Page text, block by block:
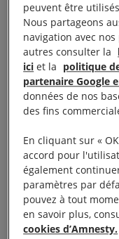
Démolitions à
Le 16 octobre
éclaté entre les
soutenues par les
et les
ville entre 2 et 6
combats. La
pour l’Irak
35 000 civils
peuvent être
Nous partageons
navigation avec
autres consulter la
ici et la politique
partenaire Google
données de nos
des fins
En cliquant sur «
accord pour
également
paramètres par
pouvez à tout
en savoir plus,
cookies d’Amnesty.